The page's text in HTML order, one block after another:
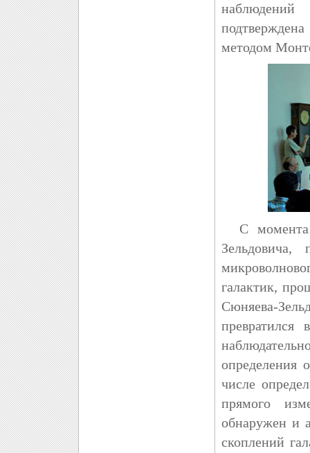
наблюдений
методом
С момента
Зельдовича,
галактик,
Сюняева-
определения
числе
прямого
обнаружен и
скоплений